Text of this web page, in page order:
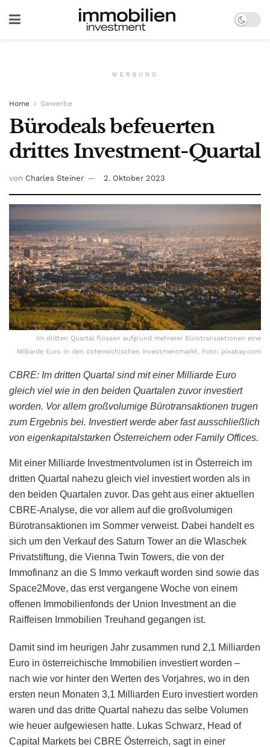
WERBUNG
Home Gewerbe
Bürodeals befeuerten
drittes Investment-Quartal
von Charles Steiner 2. Oktober 2023
Im dritten Quartal flossen aufgrund mehrerer Bürotransaktionen eine
Milliarde Euro in den österreichischen Investmentmarkt. Foto: pixabay.com
CBRE: Im dritten Quartal sind mit einer Milliarde Euro
gleich viel wie in den beiden Quartalen zuvor investiert
worden. Vor allem großvolumige Bürotransaktionen trugen
zum Ergebnis bei. Investiert werde aber fast ausschließlich
von eigenkapitalstarken Österreichern oder Family Offices.
Mit einer Milliarde Investmentvolumen ist in Österreich im
dritten Quartal nahezu gleich viel investiert worden als in
den beiden Quartalen zuvor. Das geht aus einer aktuellen
CBRE-Analyse, die vor allem auf die großvolumigen
Bürotransaktionen im Sommer verweist. Dabei handelt es
sich um den Verkauf des Saturn Tower an die Wlaschek
Privatstiftung, die Vienna Twin Towers, die von der
Immofinanz an die S Immo verkauft worden sind sowie das
Space2Move, das erst vergangene Woche von einem
offenen Immobilienfonds der Union Investment an die
Raiffeisen Immobilien Treuhand gegangen ist.
Damit sind im heurigen Jahr zusammen rund 2,1 Milliarden
Euro in österreichische Immobilien investiert worden –
nach wie vor hinter den Werten des Vorjahres, wo in den
ersten neun Monaten 3,1 Milliarden Euro investiert worden
waren und das dritte Quartal nahezu das selbe Volumen
wie heuer aufgewiesen hatte. Lukas Schwarz, Head of
Capital Markets bei CBRE Österreich, sagt in einer